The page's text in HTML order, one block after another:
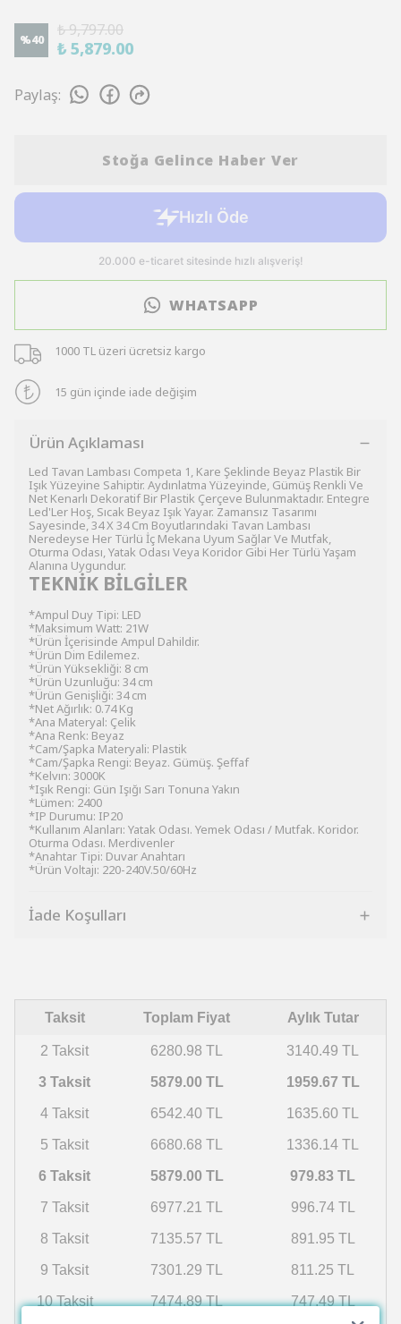
%40
₺ 9,797.00
₺ 5,879.00
Paylaş:
Stoğa Gelince Haber Ver
WHATSAPP
1000 TL üzeri ücretsiz kargo
15 gün içinde iade değişim
Ürün Açıklaması
Led Tavan Lambası Competa 1, Kare Şeklinde Beyaz Plastik Bir
Işık Yüzeyine Sahiptir. Aydınlatma Yüzeyinde, Gümüş Renkli Ve
Net Kenarlı Dekoratif Bir Plastik Çerçeve Bulunmaktadır. Entegre
Led'Ler Hoş, Sıcak Beyaz Işık Yayar. Zamansız Tasarımı
Sayesinde, 34 X 34 Cm Boyutlarındaki Tavan Lambası
Neredeyse Her Türlü İç Mekana Uyum Sağlar Ve Mutfak,
Oturma Odası, Yatak Odası Veya Koridor Gibi Her Türlü Yaşam
Alanına Uygundur.
TEKNİK BİLGİLER
*Ampul Duy Tipi: LED
*Maksimum Watt: 21W
*Ürün İçerisinde Ampul Dahildir.
*Ürün Dim Edilemez.
*Ürün Yüksekliği: 8 cm
*Ürün Uzunluğu: 34 cm
*Ürün Genişliği: 34 cm
*Net Ağırlık: 0.74 Kg
*Ana Materyal: Çelik
*Ana Renk: Beyaz
*Cam/Şapka Materyali: Plastik
*Cam/Şapka Rengi: Beyaz. Gümüş. Şeffaf
*Kelvın: 3000K
*Işık Rengi: Gün Işığı Sarı Tonuna Yakın
*Lümen: 2400
*IP Durumu: IP20
*Kullanım Alanları: Yatak Odası. Yemek Odası / Mutfak. Koridor.
Oturma Odası. Merdivenler
*Anahtar Tipi: Duvar Anahtarı
*Ürün Voltajı: 220-240V.50/60Hz
İade Koşulları
Taksit Toplam Fiyat Aylık Tutar
2 Taksit 6280.98 TL 3140.49 TL
3 Taksit 5879.00 TL 1959.67 TL
4 Taksit 6542.40 TL 1635.60 TL
5 Taksit 6680.68 TL 1336.14 TL
6 Taksit 5879.00 TL 979.83 TL
7 Taksit 6977.21 TL 996.74 TL
8 Taksit 7135.57 TL 891.95 TL
9 Taksit 7301.29 TL 811.25 TL
10 Taksit 7474.89 TL 747.49 TL